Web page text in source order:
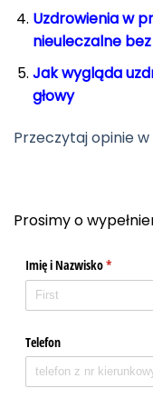
Uzdrowienia w
nieuleczalne
Jak wygląda
głowy
Przeczytaj opinie w
Prosimy o
Imię i Nazwisko*
(required)
Telefon